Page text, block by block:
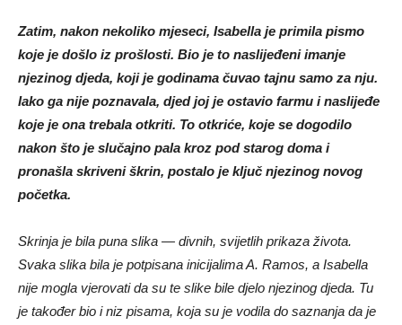
Zatim, nakon nekoliko mjeseci, Isabella je primila pismo
koje je došlo iz prošlosti. Bio je to naslijeđeni imanje
njezinog djeda, koji je godinama čuvao tajnu samo za nju.
Iako ga nije poznavala, djed joj je ostavio farmu i naslijeđe
koje je ona trebala otkriti. To otkriće, koje se dogodilo
nakon što je slučajno pala kroz pod starog doma i
pronašla skriveni škrin, postalo je ključ njezinog novog
početka.
Skrinja je bila puna slika — divnih, svijetlih prikaza života.
Svaka slika bila je potpisana inicijalima A. Ramos, a Isabella
nije mogla vjerovati da su te slike bile djelo njezinog djeda. Tu
je također bio i niz pisama, koja su je vodila do saznanja da je